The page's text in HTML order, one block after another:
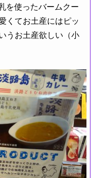
を使ったバームクー
くてお土産にはピッ
うお土産欲しい（小